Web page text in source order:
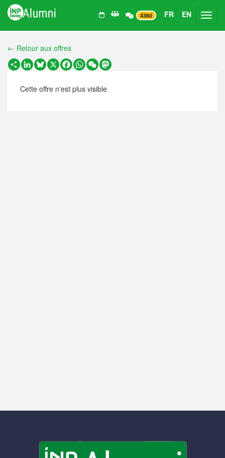
4360 FR EN
← Retour aux offres
PartagerLinkedIn
Bluesky
X Facebook
WhatsApp
WeChatMastodon
Cette offre n'est plus visible